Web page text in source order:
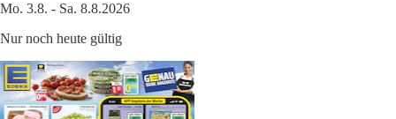
Mo. 3.8. - Sa. 8.8.2026
Nur noch heute gültig